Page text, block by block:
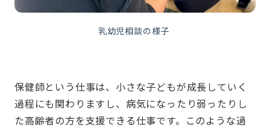
乳幼児相談の様子
保健師という仕事は、小さな子どもが成長していく
過程にも関わりますし、病気になったり弱ったりし
た高齢者の方を支援できる仕事です。このような過